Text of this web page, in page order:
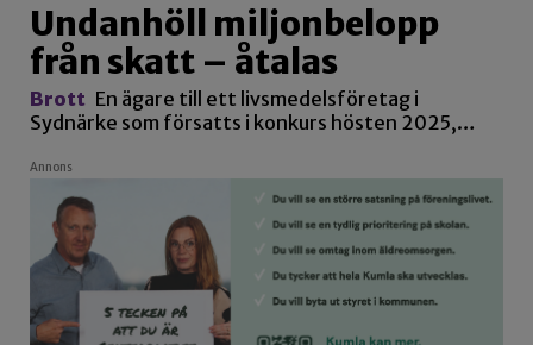
Undanhöll miljonbelopp
från skatt – åtalas
Brott En ägare till ett livsmedelsföretag i
Sydnärke som försatts i konkurs hösten 2025,…
Annons